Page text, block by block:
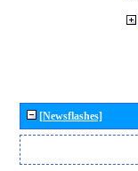
[Newsflashes]